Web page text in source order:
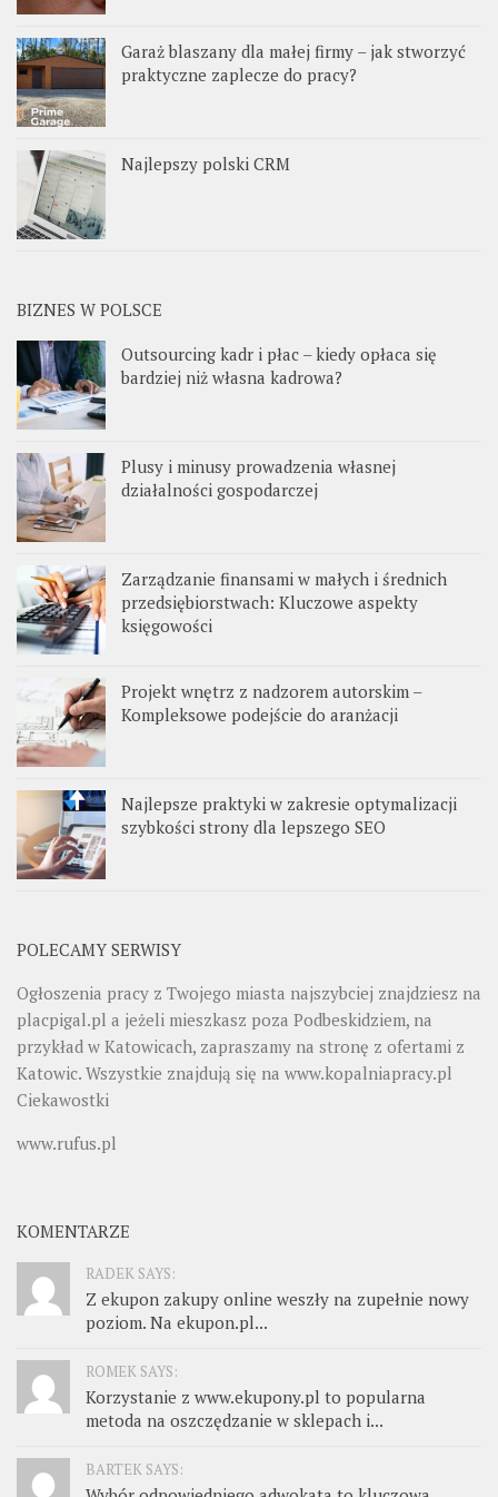
Garaż blaszany dla małej firmy – jak stworzyć
praktyczne zaplecze do pracy?
Najlepszy polski CRM
BIZNES W POLSCE
Outsourcing kadr i płac – kiedy opłaca się
bardziej niż własna kadrowa?
Plusy i minusy prowadzenia własnej
działalności gospodarczej
Zarządzanie finansami w małych i średnich
przedsiębiorstwach: Kluczowe aspekty
księgowości
Projekt wnętrz z nadzorem autorskim –
Kompleksowe podejście do aranżacji
Najlepsze praktyki w zakresie optymalizacji
szybkości strony dla lepszego SEO
POLECAMY SERWISY
Ogłoszenia pracy z Twojego miasta najszybciej znajdziesz na
placpigal.pl a jeżeli mieszkasz poza Podbeskidziem, na
przykład w Katowicach, zapraszamy na stronę z ofertami z
Katowic. Wszystkie znajdują się na www.kopalniapracy.pl
Ciekawostki
www.rufus.pl
KOMENTARZE
RADEK SAYS:
Z ekupon zakupy online weszły na zupełnie nowy
poziom. Na ekupon.pl...
ROMEK SAYS:
Korzystanie z www.ekupony.pl to popularna
metoda na oszczędzanie w sklepach i...
BARTEK SAYS: